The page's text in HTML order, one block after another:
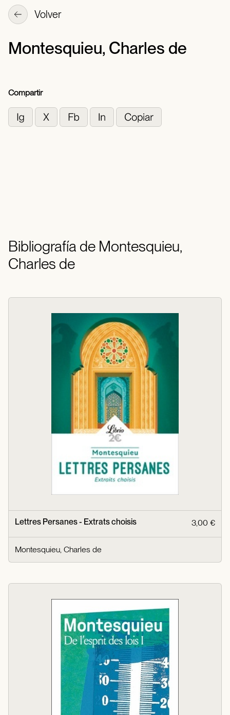
Volver
Montesquieu, Charles de
Compartir
Bibliografía de Montesquieu,
Charles de
Lettres Persanes - Extrats choisis 3,00 €
Montesquieu, Charles de